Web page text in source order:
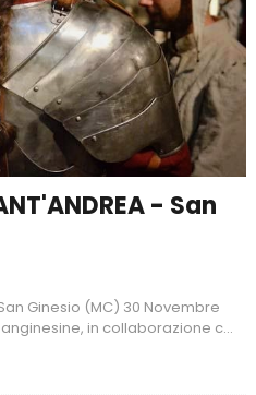
- San
San Ginesio (MC) 30 Novembre
in collaborazione c...